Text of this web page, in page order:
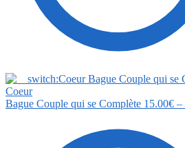
Bague Couple qui se Complète 15.00€ –